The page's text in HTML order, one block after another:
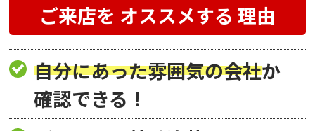
ご来店を オススメする 理由
自分にあった雰囲気の会社か
確認できる！